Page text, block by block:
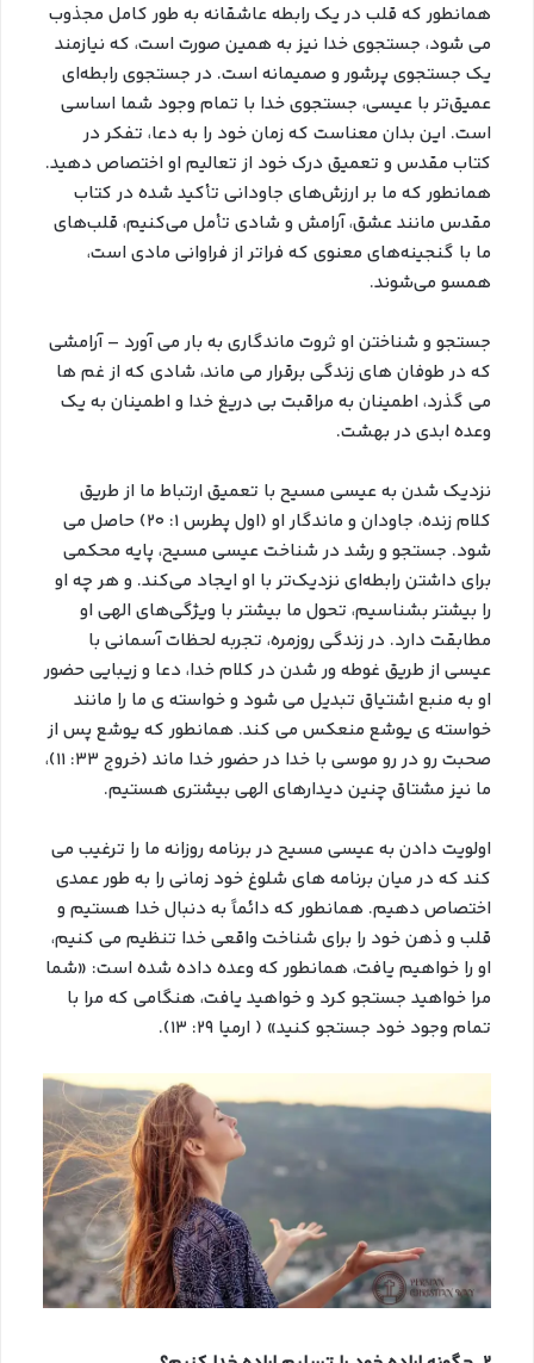
همانطور که قلب در یک رابطه عاشقانه به طور کامل مجذوب
می شود، جستجوی خدا نیز به همین صورت است، که نیازمند
یک جستجوی پرشور و صمیمانه است. در جستجوی رابطه‌ای
عمیق‌تر با عیسی، جستجوی خدا با تمام وجود شما اساسی
است. این بدان معناست که زمان خود را به دعا، تفکر در
کتاب مقدس و تعمیق درک خود از تعالیم او اختصاص دهید.
همانطور که ما بر ارزش‌های جاودانی تأکید شده در کتاب
مقدس مانند عشق، آرامش و شادی تأمل می‌کنیم، قلب‌های
ما با گنجینه‌های معنوی که فراتر از فراوانی مادی است،
همسو می‌شوند.
جستجو و شناختن او ثروت ماندگاری به بار می آورد – آرامشی
که در طوفان های زندگی برقرار می ماند، شادی که از غم ها
می گذرد، اطمینان به مراقبت بی دریغ خدا و اطمینان به یک
وعده ابدی در بهشت.
نزدیک شدن به عیسی مسیح با تعمیق ارتباط ما از طریق
کلام زنده، جاودان و ماندگار او (اول پطرس ۱: ۲۰) حاصل می
شود. جستجو و رشد در شناخت عیسی مسیح، پایه محکمی
برای داشتن رابطه‌ای نزدیک‌تر با او ایجاد می‌کند. و هر چه او
را بیشتر بشناسیم، تحول ما بیشتر با ویژگی‌های الهی او
مطابقت دارد. در زندگی روزمره، تجربه لحظات آسمانی با
عیسی از طریق غوطه ور شدن در کلام خدا، دعا و زیبایی حضور
او به منبع اشتیاق تبدیل می شود و خواسته ی ما را مانند
خواسته ی یوشع منعکس می کند. همانطور که یوشع پس از
صحبت رو در رو موسی با خدا در حضور خدا ماند (خروج ۳۳: ۱۱)،
ما نیز مشتاق چنین دیدارهای الهی بیشتری هستیم.
اولویت دادن به عیسی مسیح در برنامه روزانه ما را ترغیب می
کند که در میان برنامه های شلوغ خود زمانی را به طور عمدی
اختصاص دهیم. همانطور که دائماً به دنبال خدا هستیم و
قلب و ذهن خود را برای شناخت واقعی خدا تنظیم می کنیم،
او را خواهیم یافت، همانطور که وعده داده شده است: «شما
مرا خواهید جستجو کرد و خواهید یافت، هنگامی که مرا با
تمام وجود خود جستجو کنید» ( ارمیا ۲۹: ۱۳).